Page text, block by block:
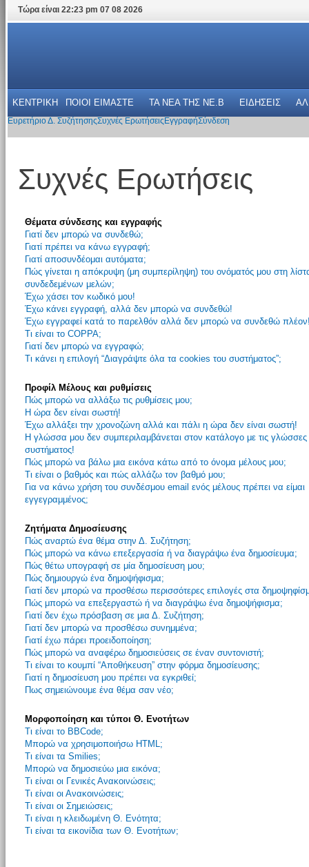
Τώρα είναι 22:23 pm 07 08 2026
ΚΕΝΤΡΙΚΗ ΠΟΙΟΙ ΕΙΜΑΣΤΕ ΤΑ ΝΕΑ THΣ NE.B ΕΙΔΗΣΕΙΣ
Ευρετήριο Δ. ΣυζήτησηςΣυχνές Ερωτήσεις ΕγγραφήΣύνδεση
Συχνές Ερωτήσεις
Θέματα σύνδεσης και εγγραφής
Γιατί δεν μπορώ να συνδεθώ;
Γιατί πρέπει να κάνω εγγραφή;
Γιατί αποσυνδέομαι αυτόματα;
Πώς γίνεται η απόκρυψη (μη συμπερίληψη) του ονόματός μου στη
συνδεδεμένων μελών;
Έχω χάσει τον κωδικό μου!
Έχω κάνει εγγραφή, αλλά δεν μπορώ να συνδεθώ!
Έχω εγγραφεί κατά το παρελθόν αλλά δεν μπορώ να συνδεθώ
Τι είναι το COPPA;
Γιατί δεν μπορώ να εγγραφώ;
Τι κάνει η επιλογή “Διαγράψτε όλα τα cookies του συστήματος”;
Προφίλ Μέλους και ρυθμίσεις
Πώς μπορώ να αλλάξω τις ρυθμίσεις μου;
Η ώρα δεν είναι σωστή!
Έχω αλλάξει την χρονοζώνη αλλά και πάλι η ώρα δεν είναι σωστή!
Η γλώσσα μου δεν συμπεριλαμβάνεται στον κατάλογο με τις γλώσσες
συστήματος!
Πώς μπορώ να βάλω μια εικόνα κάτω από το όνομα μέλους μου;
Τι είναι ο βαθμός και πώς αλλάζω τον βαθμό μου;
Για να κάνω χρήση του συνδέσμου email ενός μέλους πρέπει να είμαι
εγγεγραμμένος;
Ζητήματα Δημοσίευσης
Πώς αναρτώ ένα θέμα στην Δ. Συζήτηση;
Πώς μπορώ να κάνω επεξεργασία ή να διαγράψω ένα δημοσίευμα;
Πώς θέτω υπογραφή σε μία δημοσίευση μου;
Πώς δημιουργώ ένα δημοψήφισμα;
Γιατί δεν μπορώ να προσθέσω περισσότερες επιλογές στα
Πώς μπορώ να επεξεργαστώ ή να διαγράψω ένα δημοψήφισμα;
Γιατί δεν έχω πρόσβαση σε μια Δ. Συζήτηση;
Γιατί δεν μπορώ να προσθέσω συνημμένα;
Γιατί έχω πάρει προειδοποίηση;
Πώς μπορώ να αναφέρω δημοσιεύσεις σε έναν συντονιστή;
Τι είναι το κουμπί “Αποθήκευση” στην φόρμα δημοσίευσης;
Γιατί η δημοσίευση μου πρέπει να εγκριθεί;
Πως σημειώνουμε ένα θέμα σαν νέο;
Μορφοποίηση και τύποι Θ. Ενοτήτων
Τι είναι το BBCode;
Μπορώ να χρησιμοποιήσω HTML;
Τι είναι τα Smilies;
Μπορώ να δημοσιεύω μια εικόνα;
Τι είναι οι Γενικές Ανακοινώσεις;
Τι είναι οι Ανακοινώσεις;
Τι είναι οι Σημειώσεις;
Τι είναι η κλειδωμένη Θ. Ενότητα;
Τι είναι τα εικονίδια των Θ. Ενοτήτων;